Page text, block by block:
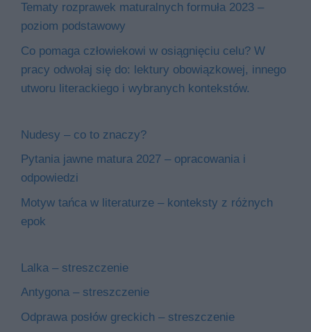
Tematy rozprawek maturalnych formuła 2023 –
poziom podstawowy
Co pomaga człowiekowi w osiągnięciu celu? W
pracy odwołaj się do: lektury obowiązkowej, innego
utworu literackiego i wybranych kontekstów.
Nudesy – co to znaczy?
Pytania jawne matura 2027 – opracowania i
odpowiedzi
Motyw tańca w literaturze – konteksty z różnych
epok
Lalka – streszczenie
Antygona – streszczenie
Odprawa posłów greckich – streszczenie